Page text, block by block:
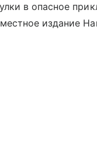
в опасное
издание